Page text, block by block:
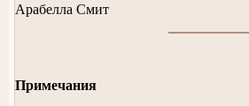
Арабелла Смит
Примечания